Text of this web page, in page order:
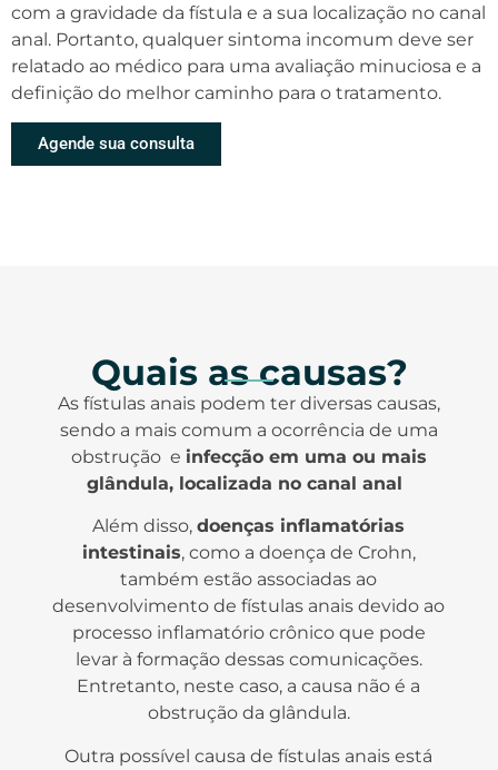
com a gravidade da fístula e a sua localização no canal
anal. Portanto, qualquer sintoma incomum deve ser
relatado ao médico para uma avaliação minuciosa e a
definição do melhor caminho para o tratamento.
Agende sua consulta
Quais as causas?
As fístulas anais podem ter diversas causas,
sendo a mais comum a ocorrência de uma
obstrução e infecção em uma ou mais
glândula, localizada no canal anal
Além disso,doenças inflamatórias
intestinais, como a doença de Crohn,
também estão associadas ao
desenvolvimento de fístulas anais devido ao
processo inflamatório crônico que pode
levar à formação dessas comunicações.
Entretanto, neste caso, a causa não é a
obstrução da glândula.
Outra possível causa de fístulas anais está